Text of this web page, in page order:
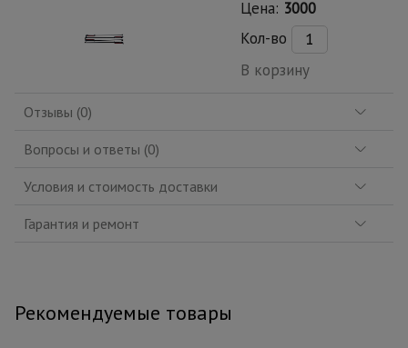
Цена: 3000
Кол-во
В корзину
Отзывы (0)
Вопросы и ответы (0)
Условия и стоимость доставки
Гарантия и ремонт
Рекомендуемые товары